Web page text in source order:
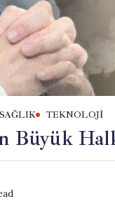
SAĞLIK TEKNOLOJI
Büyük